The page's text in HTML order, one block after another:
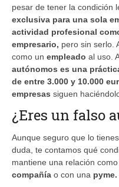
pesar de tener la condición
exclusiva para una sola
actividad profesional
empresario, pero sin serlo.
como un empleado al uso.
autónomos es una
de entre 3.000 y 10.000
empresas siguen
¿Eres un falso
Aunque seguro que lo
duda, te contamos qué
mantiene una relación como
compañía o con una pyme.